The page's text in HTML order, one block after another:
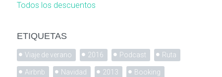
Todos los descuentos
ETIQUETAS
Viaje de verano 2016 Podcast Ruta
Airbnb Navidad 2013 Booking